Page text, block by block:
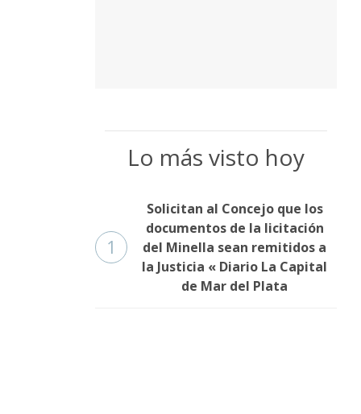
Lo más visto hoy
1
Solicitan al Concejo que los
documentos de la licitación
del Minella sean remitidos a
la Justicia « Diario La Capital
de Mar del Plata